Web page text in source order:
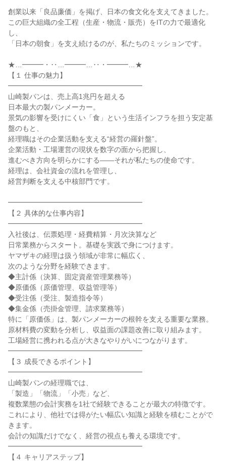
創業以来「良品廉価」を掲げ、日本の食文化を支えてきました。
この巨大組織の全工程（生産・物流・販売）をITの力で最適化
し、
「日本の朝食」を支え続けるのが、私たちのミッションです。
★…━━━・‥…━━━…‥・━━━…★
【１ 仕事の魅力】
━━━━━━━━━━━━━━━━━━━
山崎製パンは、売上高1兆円を超える
日本最大の製パンメーカー。
景気の影響を受けにくい「食」という生活インフラを担う安定基
盤のもと、
経理職はその企業活動を支える“経営の羅針盤”。
企業活動・工場運営の現状を数字の面から把握し、
進むべき方向を明らかにする――それが私たちの使命です。
経理は、会社資金の流れを管理し、
経営判断を支える中核部門です。
━━━━━━━━━━━━━━━━━━━
【２ 具体的な仕事内容】
━━━━━━━━━━━━━━━━━━━
入社後は、伝票処理・経費精算・月次決算など
日常業務からスタート。基礎を実践で身につけます。
ヤマザキの経理は扱う領域が非常に幅広く、
次のような分野を経験できます。
◆主計係（決算、固定資産管理業務等）
◆原価係（原価管理、収益管理等）
◆受注係（受注、製造指令等）
◆集金係（売掛金管理、請求業務等）
特に「原価係」は、製パンメーカーの根幹を支える重要な業務。
原材料費の変動を分析し、収益面の課題改善に取り組みます。
工場経営に携われる点が大きなやりがいにつながります。
━━━━━━━━━━━━━━━━━━━
【３ 成長できるポイント】
━━━━━━━━━━━━━━━━━━━
山崎製パンの経理職では、
「製造」「物流」「小売」など、
複数業態の会計実務を1社で経験できることが最大の特徴です。
これにより、他社では得がたい幅広い知識と経験を積むことがで
きます。
会計の知識だけでなく、経営の視点も養える環境です。
━━━━━━━━━━━━━━━━━━━
【４ キャリアステップ】